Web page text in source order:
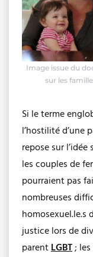
Image issue du
sur les
Si le terme
l’hostilité d’une
repose sur
les couples de
pourraient pas
nombreuses
homosexuel.le.s
justice lors de
parent LGBT;